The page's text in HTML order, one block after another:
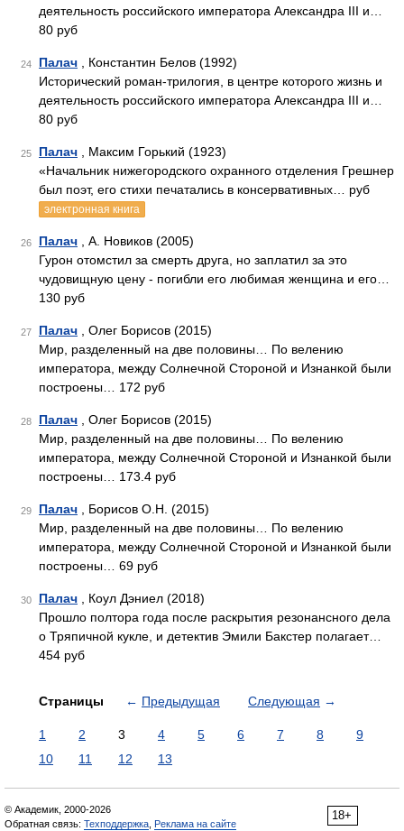
деятельность российского императора Александра III и…
80 руб
24 Палач , Константин Белов (1992)
Исторический роман-трилогия, в центре которого жизнь и
деятельность российского императора Александра III и…
80 руб
25 Палач , Максим Горький (1923)
«Начальник нижегородского охранного отделения Грешнер
был поэт, его стихи печатались в консервативных… руб
электронная книга
26 Палач , А. Новиков (2005)
Гурон отомстил за смерть друга, но заплатил за это
чудовищную цену - погибли его любимая женщина и его…
130 руб
27 Палач , Олег Борисов (2015)
Мир, разделенный на две половины… По велению
императора, между Солнечной Стороной и Изнанкой были
построены… 172 руб
28 Палач , Олег Борисов (2015)
Мир, разделенный на две половины… По велению
императора, между Солнечной Стороной и Изнанкой были
построены… 173.4 руб
29 Палач , Борисов О.Н. (2015)
Мир, разделенный на две половины… По велению
императора, между Солнечной Стороной и Изнанкой были
построены… 69 руб
30 Палач , Коул Дэниел (2018)
Прошло полтора года после раскрытия резонансного дела
о Тряпичной кукле, и детектив Эмили Бакстер полагает…
454 руб
Страницы ← Предыдущая Следующая →
1 2 3 4 5 6 7 8
9
10
11 12 13
18+
© Академик, 2000-2026
Обратная связь: Техподдержка Реклама на сайте